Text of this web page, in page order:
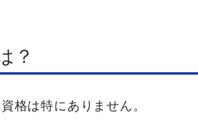
？
格は特にありません。